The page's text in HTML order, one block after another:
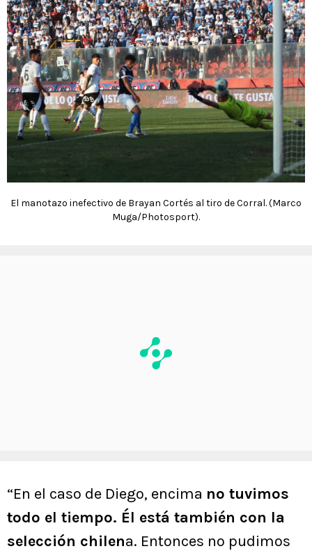
El manotazo inefectivo de Brayan Cortés al tiro de Corral. (Marco
Muga/Photosport).
“En el caso de Diego, encima no tuvimos
todo el tiempo. Él está también con la
selección chilena. Entonces no pudimos